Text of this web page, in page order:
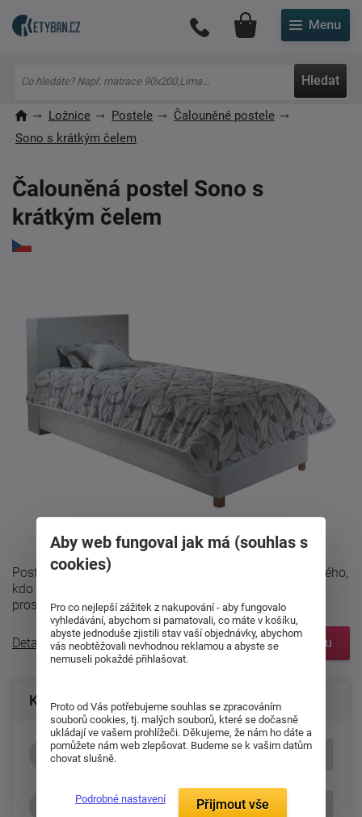
Hledat
Můj účet
Ložnice Postele
Čalouněné postele
Sono s krátkým čelem
Čalouněná postel Sono s
krátkým čelem
Postel Sono s krátkým čelem je ideální volbou pro každého,
kdo hledá funkční a pohodlné lůžko s velkým úložným
prostorem. Tato postel je ...
Detailní popis Zobrazit prvky systému
Konfigurace produktu
Krok 1: Vyberte rozměr
Krok 2: Vyberte typ nohou:
Aby web fungoval jak má (souhlas s
cookies)
Pro co nejlepší zážitek z nakupování - aby fungovalo
vyhledávání, abychom si pamatovali, co máte v košíku,
abyste jednoduše zjistili stav vaší objednávky, abychom
vás neobtěžovali nevhodnou reklamou a abyste se
nemuseli pokaždé přihlašovat.
Proto od Vás potřebujeme souhlas se zpracováním
souborů cookies, tj. malých souborů, které se dočasně
ukládají ve vašem prohlížeči. Děkujeme, že nám ho dáte a
pomůžete nám web zlepšovat. Budeme se k vašim datům
chovat slušně.
Podrobné nastavení Přijmout vše